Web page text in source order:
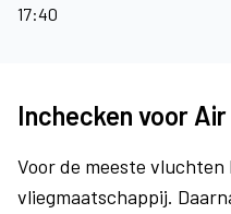
17:40
Inchecken voor
Voor de meeste
vliegmaatschappij.